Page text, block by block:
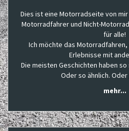
Dies ist eine Motorradseite von
Motorradfahrer und Nicht-
für alle!
Ich möchte das Motorradfahren,
Erlebnisse mit
Die meisten Geschichten haben
Oder so ähnlich.
mehr...